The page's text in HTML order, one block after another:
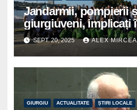
Jandarmii, pompierii
giurgiuveni, implicați
voluntariat pentru un
curat
SEPT. 20, 2025 ALEX MIRCEA
GIURGIU ACTUALITATE ȘTIRI LOCALE